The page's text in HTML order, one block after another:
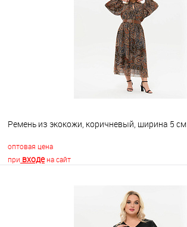
Ремень из экокожи, коричневый, ширина 5 см
оптовая цена
при входена сайт
В корзину